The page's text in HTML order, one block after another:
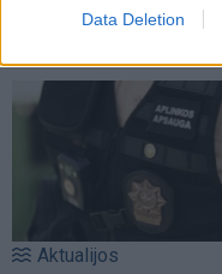
Data Deletion
Aktualijos